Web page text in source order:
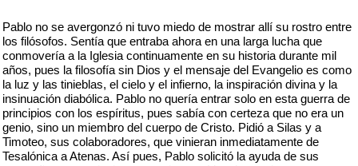
Pablo no se avergonzó ni tuvo miedo de mostrar allí su rostro entre
los filósofos. Sentía que entraba ahora en una larga lucha que
conmovería a la Iglesia continuamente en su historia durante mil
años, pues la filosofía sin Dios y el mensaje del Evangelio es como
la luz y las tinieblas, el cielo y el infierno, la inspiración divina y la
insinuación diabólica. Pablo no quería entrar solo en esta guerra de
principios con los espíritus, pues sabía con certeza que no era un
genio, sino un miembro del cuerpo de Cristo. Pidió a Silas y a
Timoteo, sus colaboradores, que vinieran inmediatamente de
Tesalónica a Atenas. Así pues, Pablo solicitó la ayuda de sus